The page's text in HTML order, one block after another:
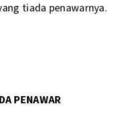
tiada penawarnya.
PENAWAR